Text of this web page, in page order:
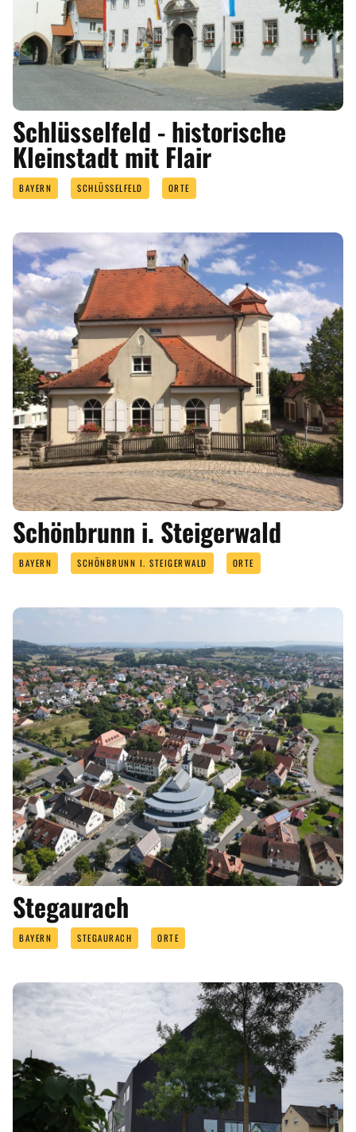
Schlüsselfeld - historische
Kleinstadt mit Flair
BAYERN SCHLÜSSELFELD ORTE
Schönbrunn i. Steigerwald
BAYERN SCHÖNBRUNN I. STEIGERWALD ORTE
Stegaurach
BAYERN STEGAURACH ORTE